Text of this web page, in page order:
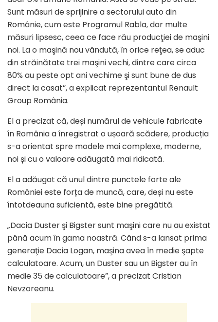
Sunt măsuri de sprijinire a sectorului auto din
Românie, cum este Programul Rabla, dar multe
măsuri lipsesc, ceea ce face rău producţiei de maşini
noi. La o maşină nou vândută, în orice reţea, se aduc
din străinătate trei maşini vechi, dintre care circa
80% au peste opt ani vechime şi sunt bune de dus
direct la casat”, a explicat reprezentantul Renault
Group România.
El a precizat că, deși numărul de vehicule fabricate
în România a înregistrat o ușoară scădere, producția
s-a orientat spre modele mai complexe, moderne,
noi și cu o valoare adăugată mai ridicată.
El a adăugat că unul dintre punctele forte ale
României este forța de muncă, care, deși nu este
întotdeauna suficientă, este bine pregătită.
„Dacia Duster şi Bigster sunt maşini care nu au existat
până acum în gama noastră. Când s-a lansat prima
generaţie Dacia Logan, maşina avea în medie şapte
calculatoare. Acum, un Duster sau un Bigster au în
medie 35 de calculatoare”, a precizat Cristian
Nevzoreanu.